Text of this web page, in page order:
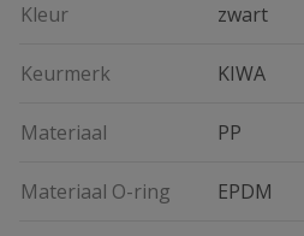
Kleur zwart
Keurmerk KIWA
Materiaal PP
Materiaal O-ring EPDM